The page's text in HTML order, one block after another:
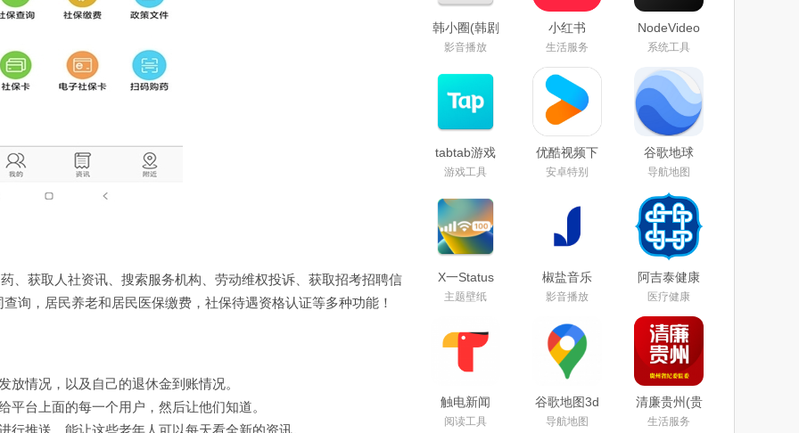
、获取人社资讯、搜索服务机构、劳动维权投诉、获取招考招聘信
询，居民养老和居民医保缴费，社保待遇资格认证等多种功能！
情况，以及自己的退休金到账情况。
台上面的每一个用户，然后让他们知道。
推送，能让这些老年人可以每天看全新的资讯。
韩小圈(韩剧
TV)免费下
载2026最新
影音播放
小红书
google play
版下载2026
最新版
生活服务
NodeVideo
官方下载
2026最新免
费版
系统工具
tabtab游戏
平台(taptap)
官方下载
游戏工具
优酷视频下
载安装官方
免费下载
安卓特别
谷歌地球
app下载手
机版2025安
卓版中文最
新免费版
导航地图
X一Status
app官方安
卓最新版本
主题壁纸
椒盐音乐
app手机版
下载2025最
影音播放
阿吉泰健康
课堂下载
app官方版
医疗健康
触电新闻
APP官方下
阅读工具
谷歌地图3d
实景地图手
导航地图
清廉贵州(贵
州纪检监
生活服务